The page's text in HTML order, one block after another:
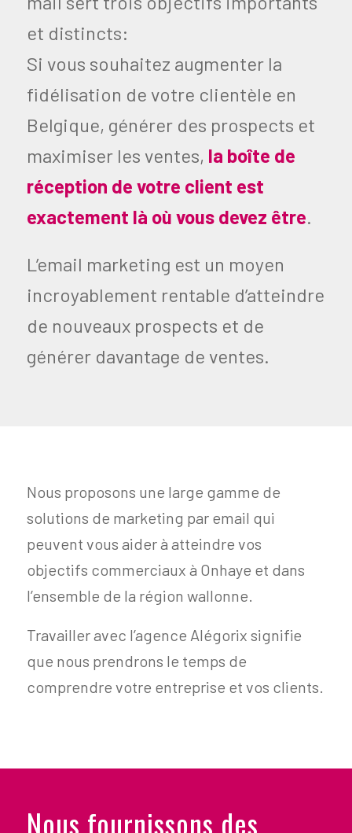
et distincts:
Si vous souhaitez augmenter la
fidélisation de votre clientèle en
Belgique, générer des prospects et
maximiser les ventes, la boîte de
réception de votre client est
exactement là où vous devez être.
L’email marketing est un moyen
incroyablement rentable d’atteindre
de nouveaux prospects et de
générer davantage de ventes.
Nous proposons une large gamme de
solutions de marketing par email qui
peuvent vous aider à atteindre vos
objectifs commerciaux à Onhaye et dans
l’ensemble de la région wallonne.
Travailler avec l’agence Alégorix signifie
que nous prendrons le temps de
comprendre votre entreprise et vos clients.
Nous fournissons des